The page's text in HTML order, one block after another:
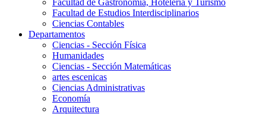
Facultad de Gastronomía, Hotelería y Turismo
Facultad de Estudios Interdisciplinarios
Ciencias Contables
Departamentos
Ciencias - Sección Física
Humanidades
Ciencias - Sección Matemáticas
artes escenicas
Ciencias Administrativas
Economía
Arquitectura